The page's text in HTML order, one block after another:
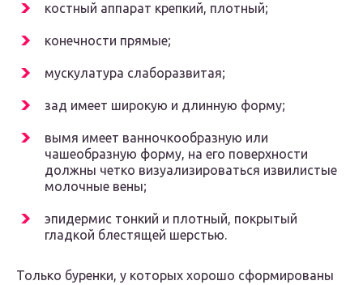
костный аппарат крепкий, плотный;
конечности прямые;
мускулатура слаборазвитая;
зад имеет широкую и длинную форму;
вымя имеет ванночкообразную или
чашеобразную форму, на его поверхности
должны четко визуализироваться извилистые
молочные вены;
эпидермис тонкий и плотный, покрытый
гладкой блестящей шерстью.
Только буренки, у которых хорошо сформированы